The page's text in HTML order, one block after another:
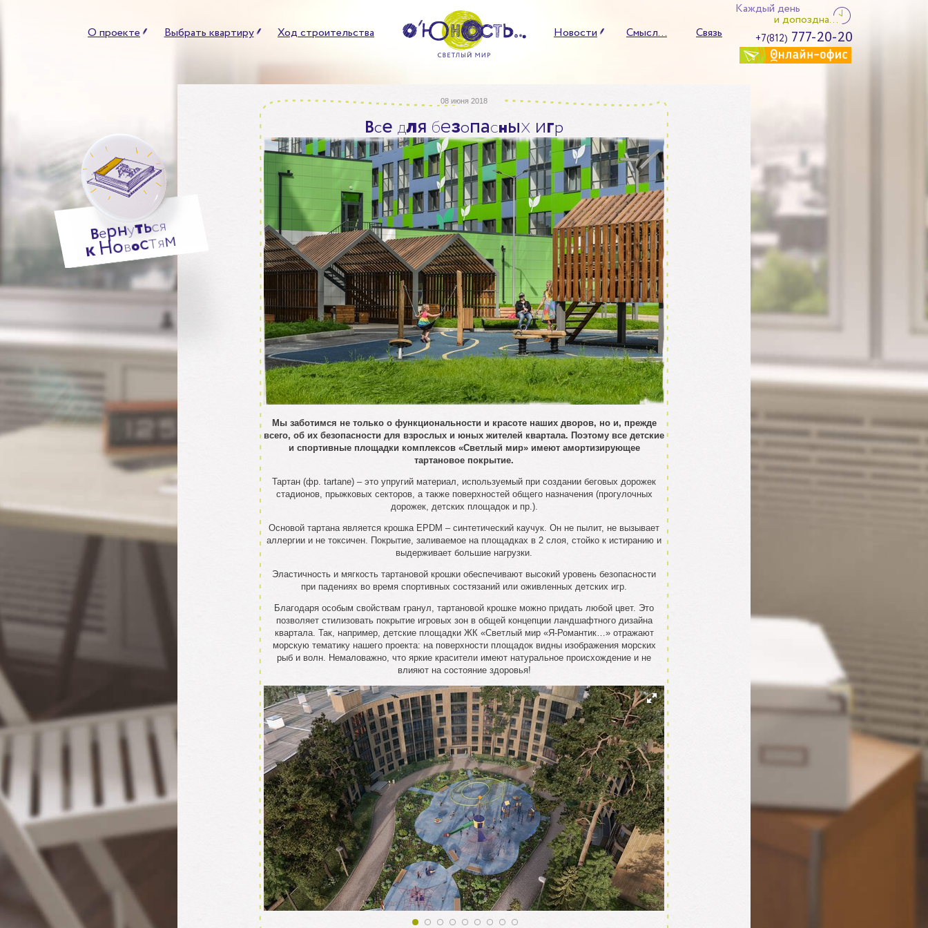
Каждый день
и допоздна...
+7(812) 777-20-20
О проекте Выбрать квартиру Ход строительства Новости Смысл... Связь
Вернуться
кНовостям
08 июня 2018
Все для безопасных игр
Мы заботимся не только о функциональности и красоте наших дворов, но и, прежде
всего, об их безопасности для взрослых и юных жителей квартала. Поэтому все детские
и спортивные площадки комплексов «Светлый мир» имеют амортизирующее
тартановое покрытие.
Тартан (фр. tartane) – это упругий материал, используемый при создании беговых дорожек
стадионов, прыжковых секторов, а также поверхностей общего назначения (прогулочных
дорожек, детских площадок и пр.).
Основой тартана является крошка EPDM – синтетический каучук. Он не пылит, не вызывает
аллергии и не токсичен. Покрытие, заливаемое на площадках в 2 слоя, стойко к истиранию и
выдерживает большие нагрузки.
Эластичность и мягкость тартановой крошки обеспечивают высокий уровень безопасности
при падениях во время спортивных состязаний или оживленных детских игр.
Благодаря особым свойствам гранул, тартановой крошке можно придать любой цвет. Это
позволяет стилизовать покрытие игровых зон в общей концепции ландшафтного дизайна
квартала. Так, например, детские площадки ЖК «Светлый мир «Я-Романтик…» отражают
морскую тематику нашего проекта: на поверхности площадок видны изображения морских
рыб и волн. Немаловажно, что яркие красители имеют натуральное происхождение и не
влияют на состояние здоровья!